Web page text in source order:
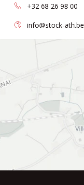
+32 68 26 98 00
info@stock-ath.be